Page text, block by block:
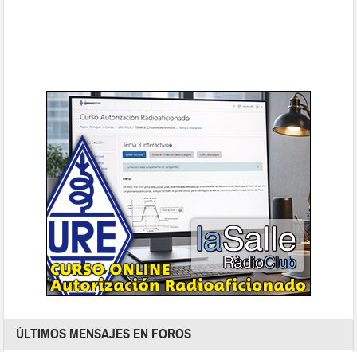
ÚLTIMOS MENSAJES EN FOROS